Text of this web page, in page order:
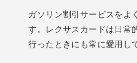
ガソリン割引サービスをよ
す。レクサスカードは日常
行ったときにも常に愛用し